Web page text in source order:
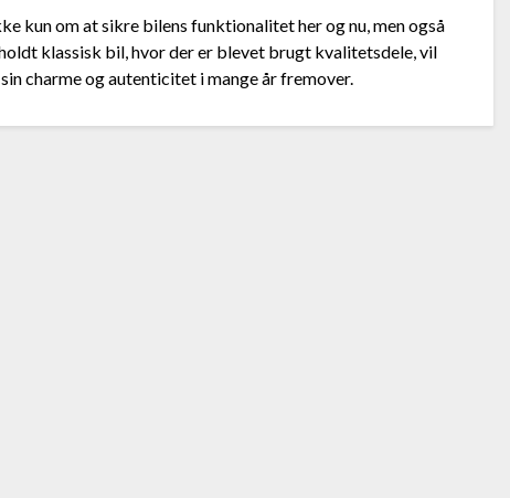
kun om at sikre bilens funktionalitet her og nu, men også
klassisk bil, hvor der er blevet brugt kvalitetsdele, vil
charme og autenticitet i mange år fremover.